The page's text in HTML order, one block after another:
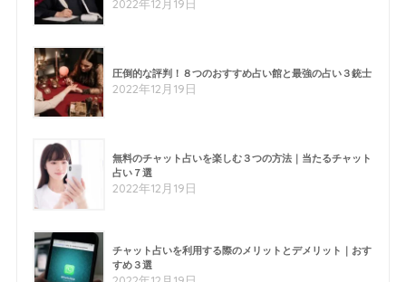
2022年12月19日
圧倒的な評判！８つのおすすめ占い館と最強の占い３銃士
2022年12月19日
無料のチャット占いを楽しむ３つの方法｜当たるチャット
占い７選
2022年12月19日
チャット占いを利用する際のメリットとデメリット｜おす
すめ３選